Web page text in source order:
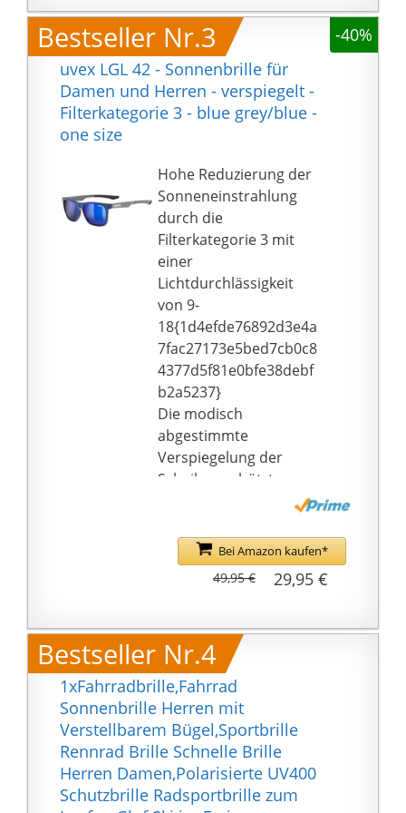
Ersatzbügeln geliefert,
die Sie nach Belieben
austauschen können,
falls sie brechen oder
beschädigt werden!
Verstellbare Brille;
Geeignet für Szenarien:
Sportbrille
Fahrradbrille ist perfekt
für Autofahren,
Radfahren, Klettern,
Laufen, Angeln, Golf,
Baseball, Skifahren,
Rennen, Klettern,
Partys und andere
Aktivitäten. Mit den
coolen Farben dieser
schillernden Brille
hebst du dich definitiv
von der Masse ab, egal
Party/Rave/Bar/Festival
Absorber zum Schutz
des Auges
100{1d4efde76892d3e4
a7fac27173e5bed7cb0c
84377d5f81e0bfe38debf
b2a5237} UVA, UVB,
Bestseller Nr.3
-40%
uvex LGL 42 - Sonnenbrille für
Damen und Herren - verspiegelt -
Filterkategorie 3 - blue grey/blue -
one size
Hohe Reduzierung der
Sonneneinstrahlung
durch die
Filterkategorie 3 mit
einer
Lichtdurchlässigkeit
von 9-
18{1d4efde76892d3e4a
7fac27173e5bed7cb0c8
4377d5f81e0bfe38debf
b2a5237}
Die modisch
abgestimmte
Verspiegelung der
Scheiben schützt
zusätzlich vor infraroter
Inklusive uvex Logo-
Schriftzug auf den
Absorber zum Schutz
des Auges
100{1d4efde76892d3e4
a7fac27173e5bed7cb0c
84377d5f81e0bfe38debf
b2a5237} UVA, UVB,
UVC Schutz
Bei Amazon kaufen*
29,95 €
49,95 €
Bestseller Nr.4
1xFahrradbrille,Fahrrad
Sonnenbrille Herren mit
Verstellbarem Bügel,Sportbrille
Rennrad Brille Schnelle Brille
Herren Damen,Polarisierte UV400
Schutzbrille Radsportbrille zum